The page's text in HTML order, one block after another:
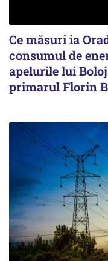
Ce măsuri ia
consumul de
apelurile lui
primarul Florin